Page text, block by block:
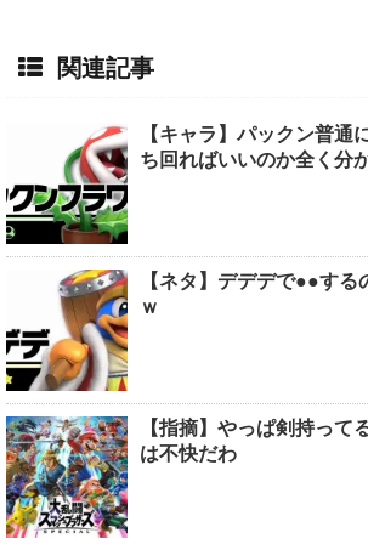
関連記事
【キャラ】パックン普
ち回ればいいのか全く分
【ネタ】デデデで●●する
ｗ
【指摘】やっぱ剣持って
は不快だわ